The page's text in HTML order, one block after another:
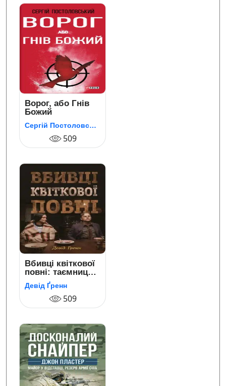
Ворог, або Гнів
Божий
Сергій Постоловський
509
Вбивці квіткової
повні: таємниця
індіанських
убивств та
народження ФБР
Девід Ґренн
509